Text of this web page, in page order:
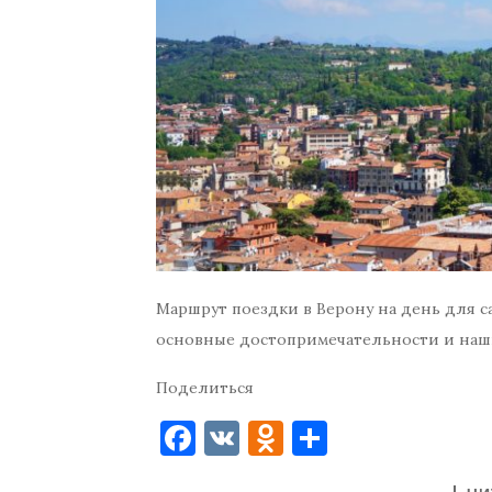
Маршрут поездки в Верону на день для
основные достопримечательности и
Поделиться
F V O